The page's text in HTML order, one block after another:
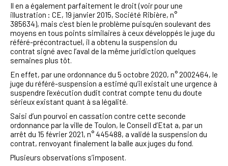
Il en a également parfaitement le droit (voir pour une
illustration : CE, 19 janvier 2015, Société Ribière, n°
385634), mais c’est bien le problème puisqu’en soulevant des
moyens en tous points similaires à ceux développés le juge du
référé-précontractuel, il a obtenu la suspension du
contrat signé avec l’aval de la même juridiction quelques
semaines plus tôt.
En effet, par une ordonnance du 5 octobre 2020, n° 2002464, le
juge du référé-suspension a estimé qu’il existait une urgence à
suspendre l’exécution dudit contrat compte tenu du doute
sérieux existant quant à sa légalité.
Saisi d’un pourvoi en cassation contre cette seconde
ordonnance par la ville de Toulon, le Conseil d’Etat a, par un
arrêt du 15 février 2021, n° 445488, a validé la suspension du
contrat, renvoyant finalement la balle aux juges du fond.
Plusieurs observations s’imposent.